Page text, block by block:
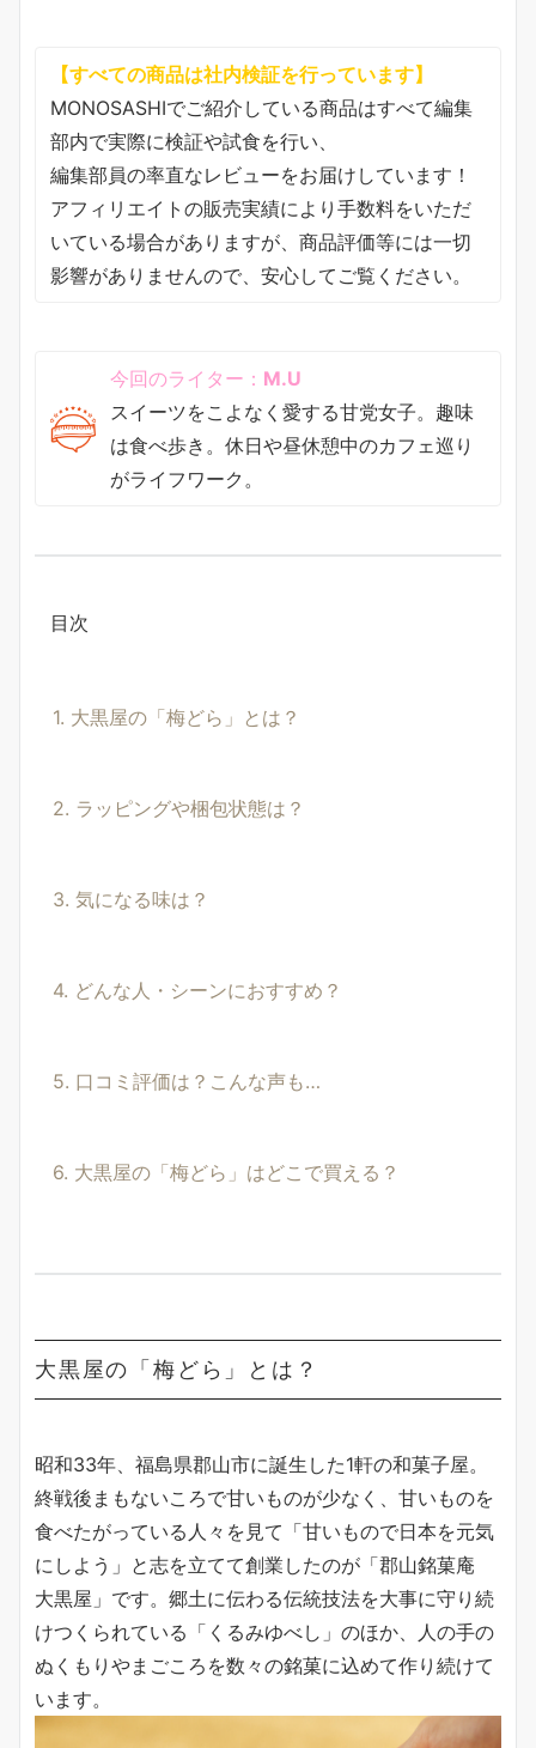
【すべての商品は社内検証を行っています】
MONOSASHIでご紹介している商品はすべて編集
部内で実際に検証や試食を行い、
編集部員の率直なレビューをお届けしています！
アフィリエイトの販売実績により手数料をいただ
いている場合がありますが、商品評価等には一切
影響がありませんので、安心してご覧ください。
今回のライター： M.U
スイーツをこよなく愛する甘党女子。趣味
は食べ歩き。休日や昼休憩中のカフェ巡り
がライフワーク。
目次
1. 大黒屋の「梅どら」とは？
2. ラッピングや梱包状態は？
3. 気になる味は？
4. どんな人・シーンにおすすめ？
5. 口コミ評価は？こんな声も…
6. 大黒屋の「梅どら」はどこで買える？
大黒屋の「梅どら」とは？
昭和33年、福島県郡山市に誕生した1軒の和菓子屋。
終戦後まもないころで甘いものが少なく、甘いものを
食べたがっている人々を見て「甘いもので日本を元気
にしよう」と志を立てて創業したのが「郡山銘菓庵
大黒屋」です。郷土に伝わる伝統技法を大事に守り続
けつくられている「くるみゆべし」のほか、人の手の
ぬくもりやまごころを数々の銘菓に込めて作り続けて
います。